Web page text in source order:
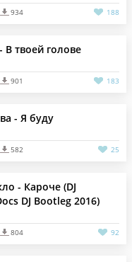
934 188
твоей голове
901 183
- Я буду
582 25
- Кароче (DJ
DJ Bootleg 2016)
804 92